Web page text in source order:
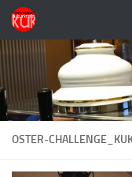
Zum Inhalt springen
OSTER-